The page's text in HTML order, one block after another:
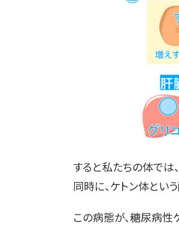
すると私たちの体では
同時に、ケトン体とい
この病態が、糖尿病性